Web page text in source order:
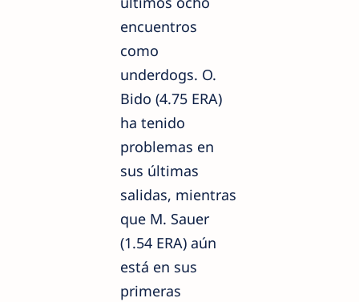
encuentros
como
underdogs. O.
Bido (4.75 ERA)
ha tenido
problemas en
sus últimas
salidas, mientras
que M. Sauer
(1.54 ERA) aún
está en sus
primeras